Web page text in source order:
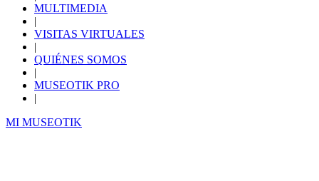
MULTIMEDIA
|
VISITAS VIRTUALES
|
QUIÉNES SOMOS
|
MUSEOTIK PRO
|
MI MUSEOTIK